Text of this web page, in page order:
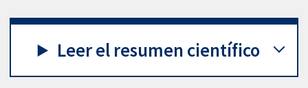
Leer el resumen científico